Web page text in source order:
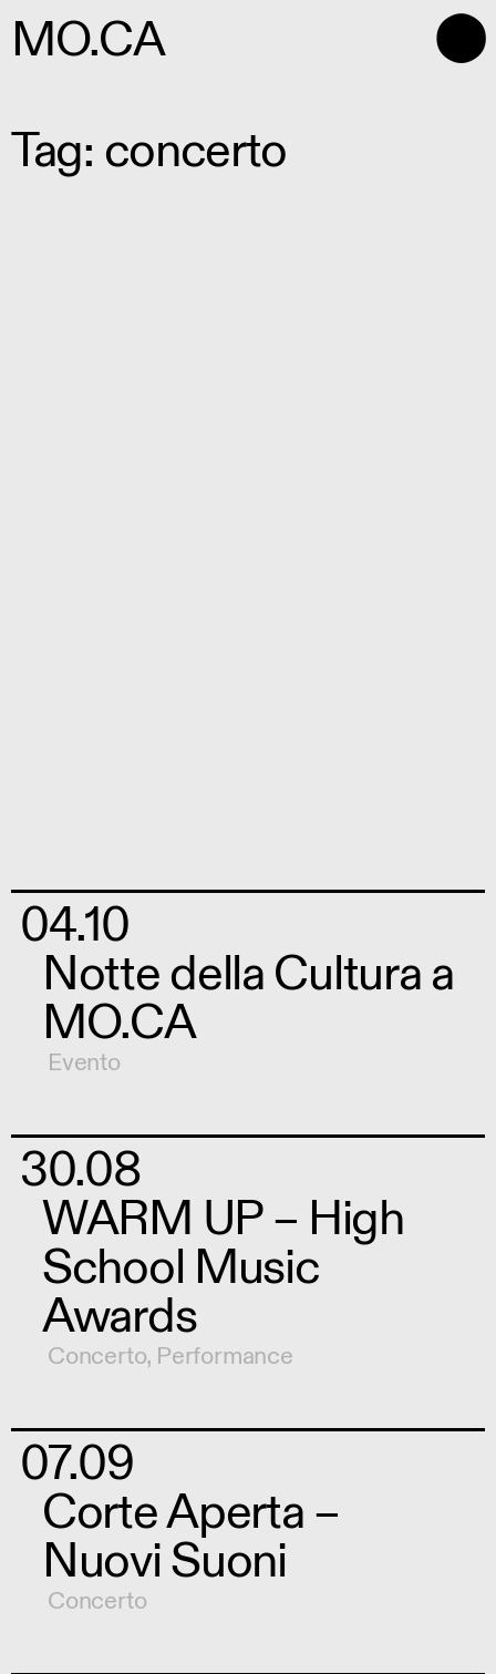
MO.CA
⬤
Tag: concerto
04.10
Notte della Cultura a
MO.CA
Evento
30.08
WARM UP – High
School Music
Awards
Concerto, Performance
07.09
Corte Aperta –
Nuovi Suoni
Concerto